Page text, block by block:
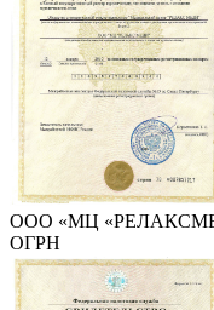
ООО «МЦ
ОГРН